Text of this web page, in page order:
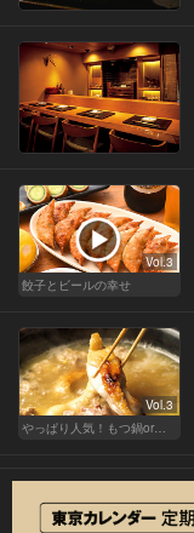
Vol.3
餃子とビールの幸せ
Vol.3
やっぱり人気！もつ鍋or水炊き、どっちで飲もう？